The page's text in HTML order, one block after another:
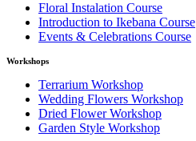
Floral Instalation Course
Introduction to Ikebana Course
Events & Celebrations Course
Workshops
Terrarium Workshop
Wedding Flowers Workshop
Dried Flower Workshop
Garden Style Workshop